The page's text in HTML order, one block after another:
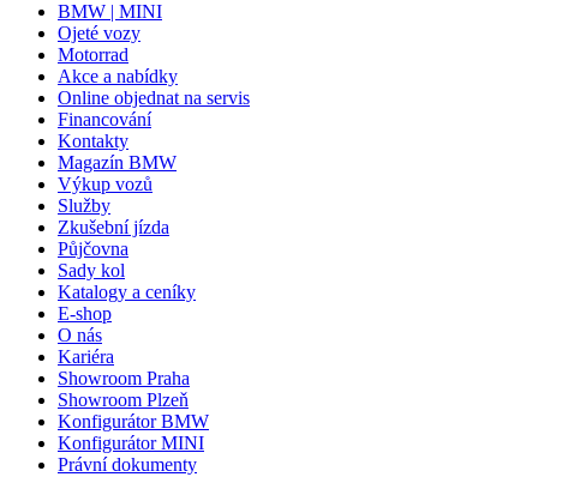
BMW | MINI
Ojeté vozy
Motorrad
Akce a nabídky
Online objednat na servis
Financování
Kontakty
Magazín BMW
Výkup vozů
Služby
Zkušební jízda
Půjčovna
Sady kol
Katalogy a ceníky
E-shop
O nás
Kariéra
Showroom Praha
Showroom Plzeň
Konfigurátor BMW
Konfigurátor MINI
Právní dokumenty